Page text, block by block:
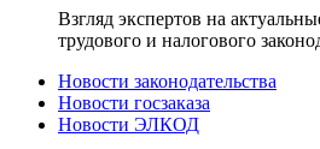
Взгляд экспертов на
трудового и налогового
Новости законодательства
Новости госзаказа
Новости ЭЛКОД